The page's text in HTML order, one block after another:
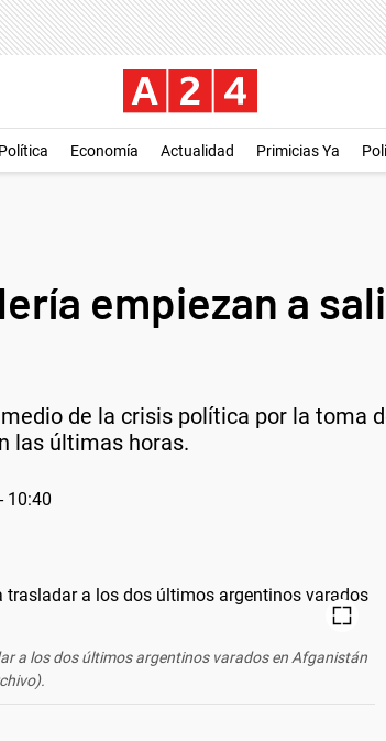
Política Economía Actualidad Primicias Ya
empiezan a
de la crisis política por la toma
las últimas horas.
10:40
a los dos últimos argentinos varados en Afganistán